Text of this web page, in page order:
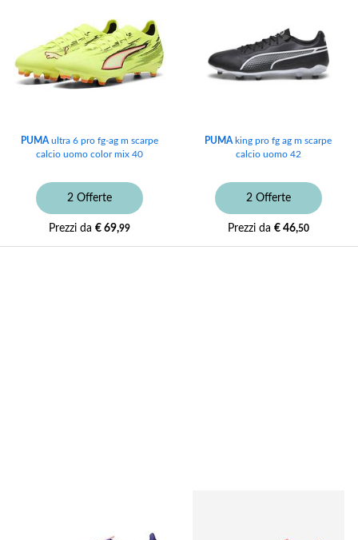
PUMAultra 6 pro fg-ag m scarpe
calcio uomo color mix 40
2 Offerte
Prezzi da € 69,99
PUMA king pro fg ag m scarpe
calcio uomo 42
2 Offerte
Prezzi da € 46,50